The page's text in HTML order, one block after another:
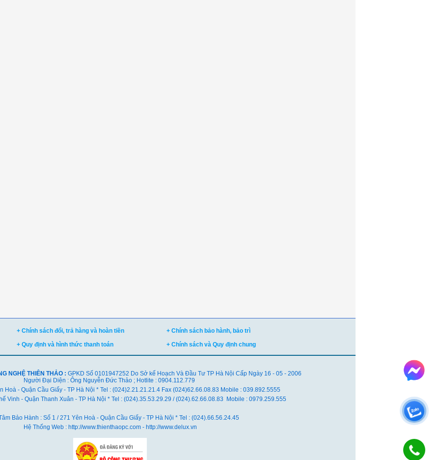
+ Chính sách đổi, trả hàng và hoàn tiền
+ Chính sách bảo hành, bảo trì
+ Quy định và hình thức thanh toán + Chính sách và Quy định chung
NGHỆ THIÊN THẢO : GPKD Số 0101947252 Do Sở kế Hoạch Và Đầu Tư TP Hà Nội Cấp Ngày 16 - 05 - 2006
Người Đại Diện : Ông Nguyễn Đức Thảo ; Hotlite : 0904.112.779
Hoà - Quận Cầu Giấy - TP Hà Nội * Tel : (024)2.21.21.21.4 Fax (024)62.66.08.83 Mobile : 039.892.5555
Vinh - Quận Thanh Xuân - TP Hà Nội * Tel : (024).35.53.29.29 / (024).62.66.08.83 Mobile : 0979.259.555
Bảo Hành : Số 1 / 271 Yên Hoà - Quận Cầu Giấy - TP Hà Nội * Tel : (024).66.56.24.45
Hệ Thống Web : http://www.thienthaopc.com - http://www.delux.vn